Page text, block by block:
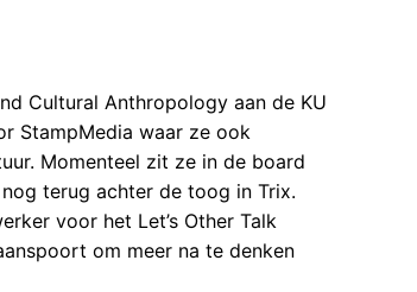
Cultural Anthropology aan de KU
StampMedia waar ze ook
Momenteel zit ze in de board
terug achter de toog in Trix.
voor het Let’s Other Talk
om meer na te denken